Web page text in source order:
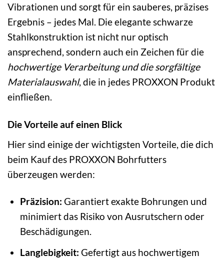
Vibrationen und sorgt für ein sauberes, präzises
Ergebnis – jedes Mal. Die elegante schwarze
Stahlkonstruktion ist nicht nur optisch
ansprechend, sondern auch ein Zeichen für die
hochwertige Verarbeitung und die sorgfältige
Materialauswahl, die in jedes PROXXON Produkt
einfließen.
Die Vorteile auf einen Blick
Hier sind einige der wichtigsten Vorteile, die dich
beim Kauf des PROXXON Bohrfutters
überzeugen werden:
Präzision: Garantiert exakte Bohrungen und
minimiert das Risiko von Ausrutschern oder
Beschädigungen.
Langlebigkeit: Gefertigt aus hochwertigem